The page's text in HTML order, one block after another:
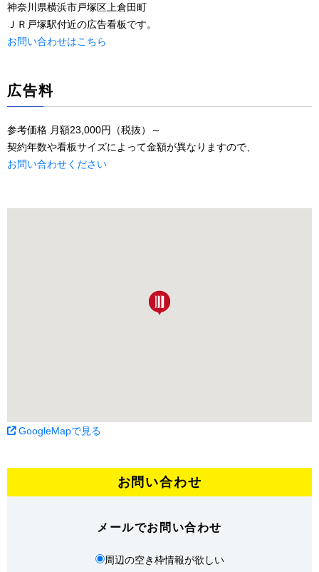
神奈川県横浜市戸塚区上倉田町
ＪＲ戸塚駅付近の広告看板です。
お問い合わせはこちら
広告料
参考価格 月額23,000円（税抜）～
契約年数や看板サイズによって金額が異なりますので、
お問い合わせください
GoogleMapで見る
お問い合わせ
メールでお問い合わせ
周辺の空き枠情報が欲しい